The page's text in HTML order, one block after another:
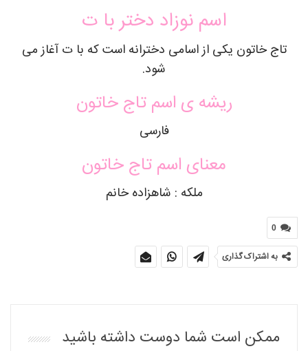
اسم نوزاد دختر با ت
تاج خاتون یکی از اسامی دخترانه است که با ت آغاز می
شود.
ریشه ی اسم تاج خاتون
فارسی
معنای اسم تاج خاتون
ملکه : شاهزاده خانم
0
به اشتراک گذاری
ممکن است شما دوست داشته باشید